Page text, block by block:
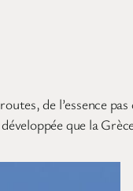
de l’essence
que la